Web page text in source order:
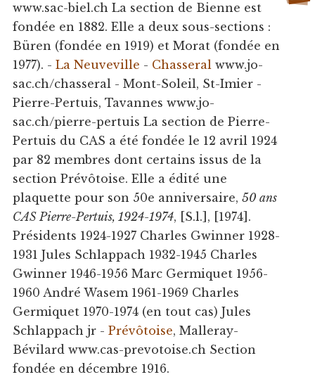
www.sac-biel.ch La section de Bienne est
fondée en 1882. Elle a deux sous-sections :
Büren (fondée en 1919) et Morat (fondée en
1977). - La Neuveville - Chasseralwww.jo-
sac.ch/chasseral - Mont-Soleil, St-Imier -
Pierre-Pertuis, Tavannes www.jo-
sac.ch/pierre-pertuis La section de Pierre-
Pertuis du CAS a été fondée le 12 avril 1924
par 82 membres dont certains issus de la
section Prévôtoise. Elle a édité une
plaquette pour son 50e anniversaire, 50 ans
CAS Pierre-Pertuis, 1924-1974, [S.l.], [1974].
Présidents 1924-1927 Charles Gwinner 1928-
1931 Jules Schlappach 1932-1945 Charles
Gwinner 1946-1956 Marc Germiquet 1956-
1960 André Wasem 1961-1969 Charles
Germiquet 1970-1974 (en tout cas) Jules
Schlappach jr - Prévôtoise, Malleray-
Bévilard www.cas-prevotoise.ch Section
fondée en décembre 1916.